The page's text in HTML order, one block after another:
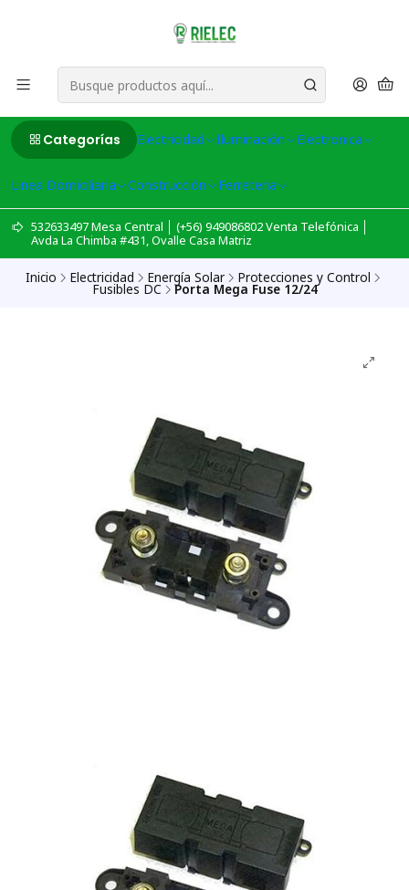
Categorías Electricidad Iluminación Electronica
Linea Domiciliaria Construcción Ferreteria
532633497 Mesa Central │ (+56) 949086802 Venta Telefónica │
Avda La Chimba #431, Ovalle Casa Matriz
Inicio Electricidad Energía Solar Protecciones y Control
Fusibles DC Porta Mega Fuse 12/24